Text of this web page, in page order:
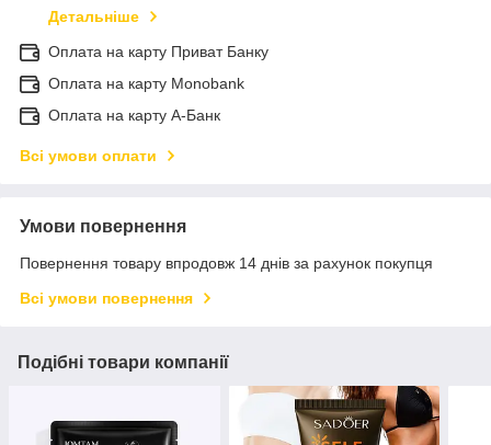
Детальніше
Оплата на карту Приват Банку
Оплата на карту Monobank
Оплата на карту А-Банк
Всі умови оплати
Умови повернення
Повернення товару впродовж 14 днів за рахунок покупця
Всі умови повернення
Подібні товари компанії